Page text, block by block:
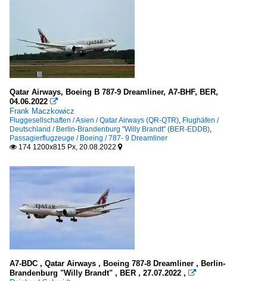
Qatar Airways, Boeing B 787-9 Dreamliner, A7-BHF, BER,
04.06.2022 
Frank Maczkowicz
Fluggesellschaften / Asien / Qatar Airways (QR-QTR) Flughäfen /
Deutschland / Berlin-Brandenburg "Willy Brandt" (BER-EDDB)
Passagierflugzeuge / Boeing / 787- 9 Dreamliner
 174 1200x815 Px, 20.08.2022 
A7-BDC , Qatar Airways , Boeing 787-8 Dreamliner , Berlin-
Brandenburg "Willy Brandt" , BER , 27.07.2022 , 